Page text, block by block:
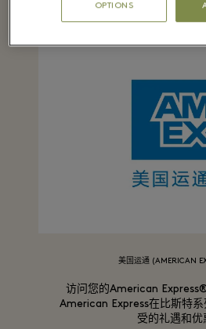
美国运通 (AMERICAN
访问您的American
American Express在比斯特
受的礼遇和优
OPTIONS